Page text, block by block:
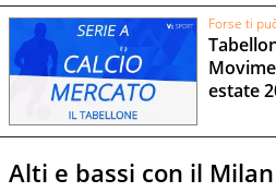
Forse ti
estate
Alti e bassi con il Milan